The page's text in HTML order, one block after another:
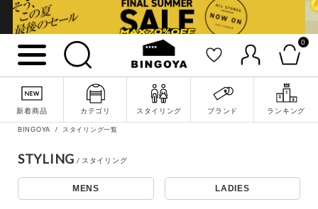
0
新着商品 カテゴリ スタイリング ブランド ランキング
詳細検索
キーワード
BINGOYA スタイリング一覧
STYLING
MENS LADIES